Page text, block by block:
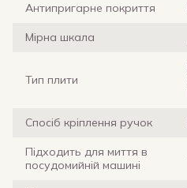
Антипригарне покриття
Мірна шкала
Тип плити
Спосіб кріплення ручок
Підходить для миття в
посудомийній машині